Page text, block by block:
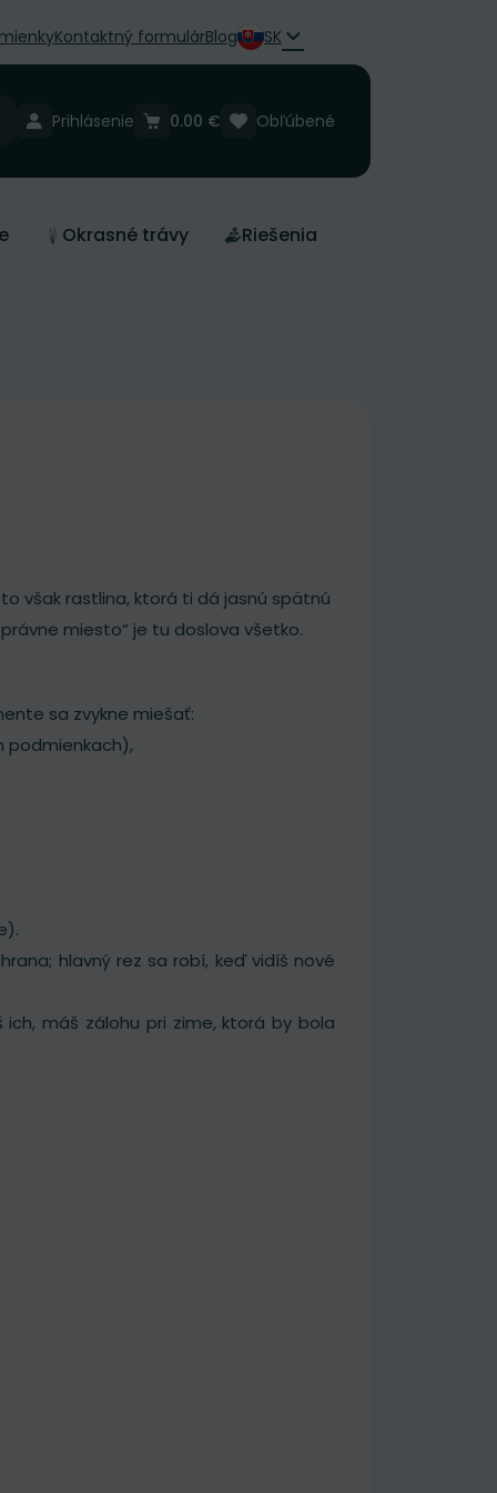
Kontaktný formulárBlog SK
Prihlásenie Obľúbené
0.00 €
Okrasné trávy Riešenia
však rastlina, ktorá ti dá jasnú spätnú
miesto“ je tu doslova všetko.
sa zvykne miešať:
podmienkach),
hlavný rez sa robí, keď vidíš nové
máš zálohu pri zime, ktorá by bola